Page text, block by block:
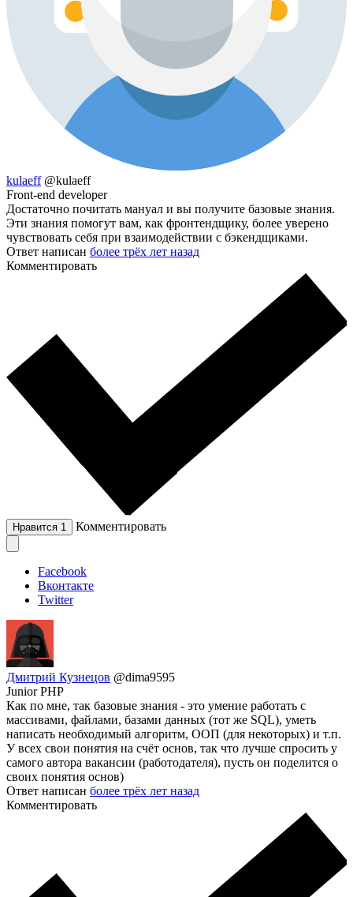
kulaeff @kulaeff
Front-end developer
Достаточно почитать мануал и вы получите базовые знания.
Эти знания помогут вам, как фронтендщику, более уверено
чувствовать себя при взаимодействии с бэкендщиками.
Ответ написан более трёх лет назад
Комментировать
Нравится 1 Комментировать
Facebook
Вконтакте
Twitter
Дмитрий Кузнецов @dima9595
Junior PHP
Как по мне, так базовые знания - это умение работать с
массивами, файлами, базами данных (тот же SQL), уметь
написать необходимый алгоритм, ООП (для некоторых) и т.п.
У всех свои понятия на счёт основ, так что лучше спросить у
самого автора вакансии (работодателя), пусть он поделится о
своих понятия основ)
Ответ написан более трёх лет назад
Комментировать